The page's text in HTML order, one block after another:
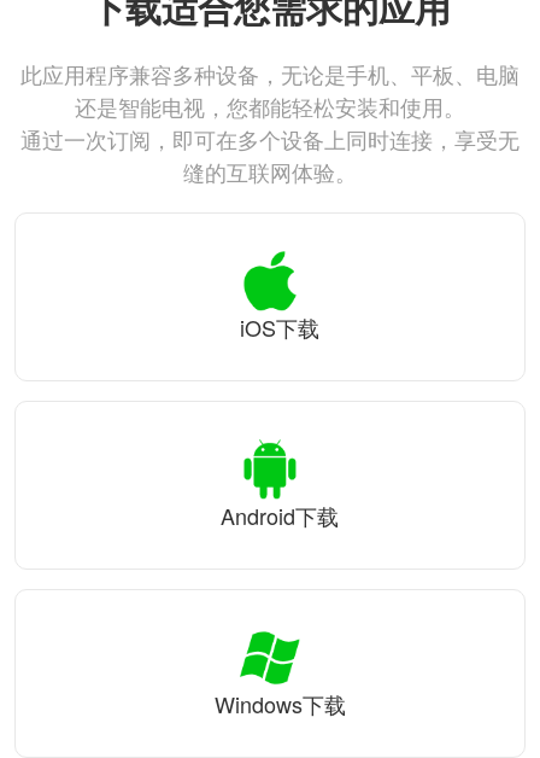
此应用程序兼容多种设备，无论是手机、平板、电脑
还是智能电视，您都能轻松安装和使用。
通过一次订阅，即可在多个设备上同时连接，享受无
缝的互联网体验。
iOS下载
Android下载
Windows下载